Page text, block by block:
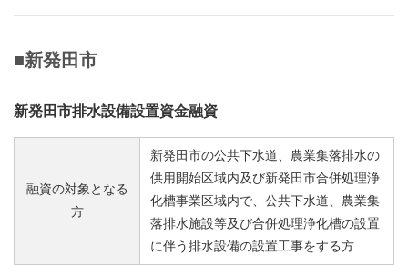
■新発田市
新発田市排水設備設置資金融資
融資の対象となる
方
新発田市の公共下水道、農業集落排水の
供用開始区域内及び新発田市合併処理浄
化槽事業区域内で、公共下水道、農業集
落排水施設等及び合併処理浄化槽の設置
に伴う排水設備の設置工事をする方